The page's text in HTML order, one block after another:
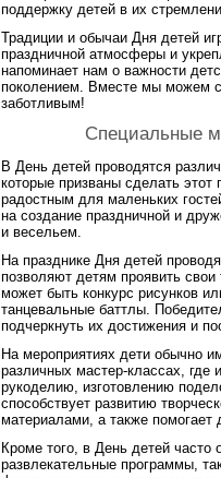
поддержку детей в их
Традиции и обычаи Дня детей
праздничной атмосферы и
напоминает нам о важности
поколением. Вместе мы можем
заботливым!
Специальные
В День детей проводятся
которые призваны сделать
радостным для маленьких
на создание праздничной и
и весельем.
На празднике Дня детей
позволяют детям проявить
может быть конкурс рисунков
танцевальные баттлы.
подчеркнуть их достижения и
На мероприятиях дети обычно
различных мастер-классах,
рукоделию, изготовлению
способствует развитию
материалами, а также
Кроме того, в День детей часто
развлекательные программы,